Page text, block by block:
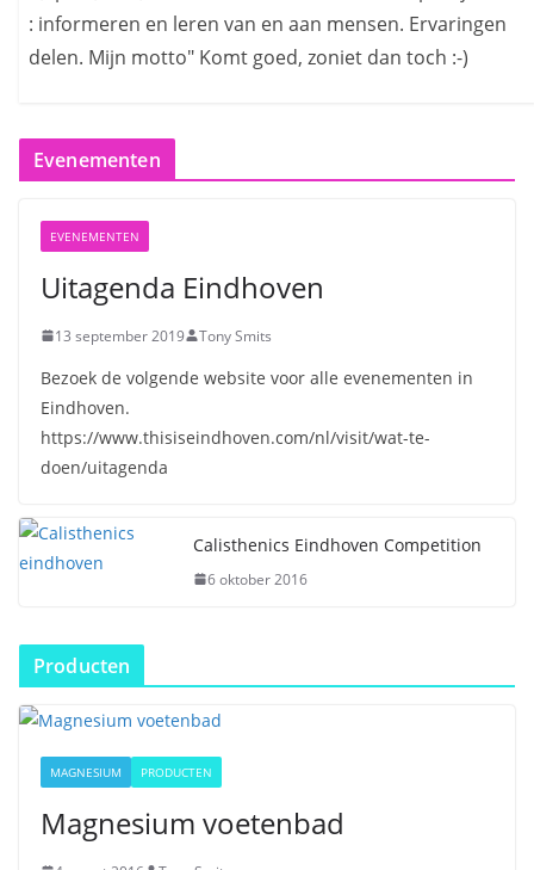
: informeren en leren van en aan mensen. Ervaringen
delen. Mijn motto" Komt goed, zoniet dan toch :-)
Evenementen
EVENEMENTEN
Uitagenda Eindhoven
13 september 2019 Tony Smits
Bezoek de volgende website voor alle evenementen in
Eindhoven.
https://www.thisiseindhoven.com/nl/visit/wat-te-
doen/uitagenda
Calisthenics Eindhoven Competition
6 oktober 2016
Producten
MAGNESIUM PRODUCTEN
Magnesium voetenbad